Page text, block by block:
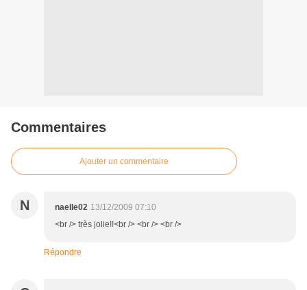
Commentaires
Ajouter un commentaire
N naelle02 13/12/2009 07:10
<br /> très jolie!!<br /> <br /> <br />
Répondre